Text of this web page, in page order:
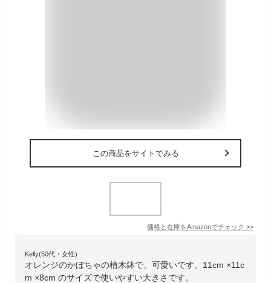
この商品をサイトでみる
価格と在庫をAmazonでチェック >>
Kelly(50代・女性)
オレンジのかぼちゃの植木鉢で、可愛いです。11cm ×11c
m ×8cm のサイズで使いやすい大きさです。